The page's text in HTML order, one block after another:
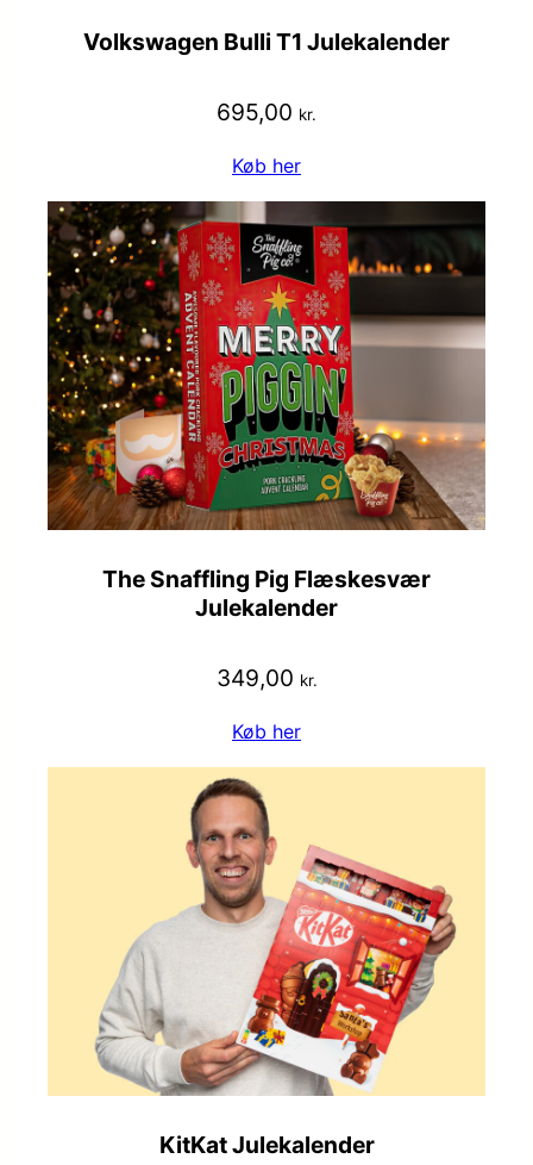
Volkswagen Bulli T1 Julekalender
695,00 kr.
Køb her
The Snaffling Pig Flæskesvær
Julekalender
349,00 kr.
Køb her
KitKat Julekalender